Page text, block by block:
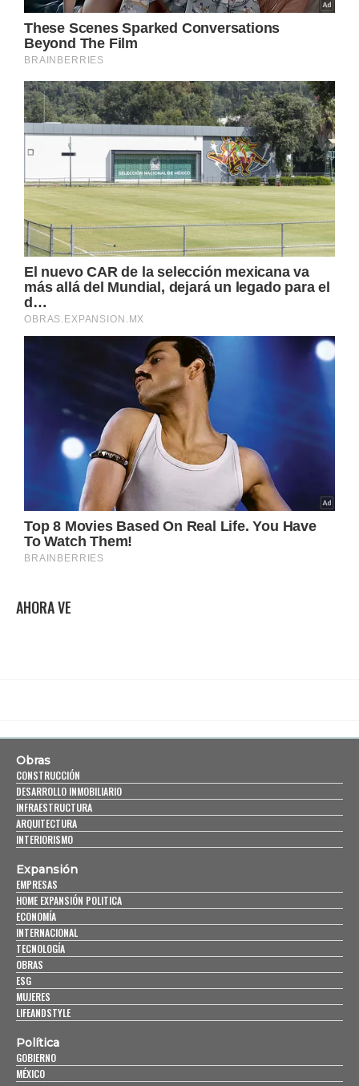
AHORA VE
Obras
CONSTRUCCIÓN
DESARROLLO INMOBILIARIO
INFRAESTRUCTURA
ARQUITECTURA
INTERIORISMO
Expansión
EMPRESAS
HOME EXPANSIÓN POLITICA
ECONOMÍA
INTERNACIONAL
TECNOLOGÍA
OBRAS
ESG
MUJERES
LIFEANDSTYLE
Política
GOBIERNO
MÉXICO